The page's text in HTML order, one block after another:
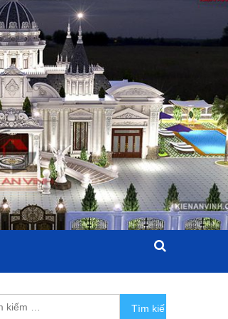
Tìm kiếm cho: